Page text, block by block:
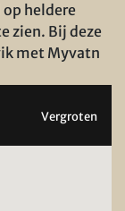
heldere
zien. Bij deze
met Myvatn
Vergroten